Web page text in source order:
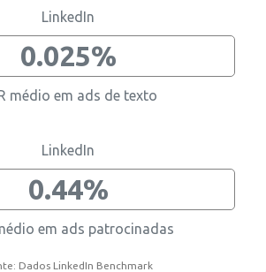
LinkedIn
0.025%
médio em ads de texto
LinkedIn
0.44%
em ads patrocinadas
Dados LinkedIn Benchmark